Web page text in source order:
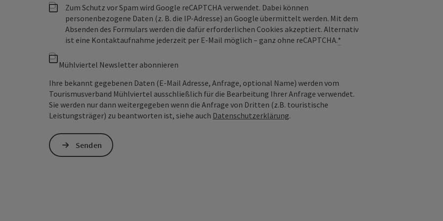
Zum Schutz vor Spam wird Google reCAPTCHA verwendet. Dabei können
personenbezogene Daten (z. B. die IP-Adresse) an Google übermittelt werden. Mit dem
Absenden des Formulars werden die dafür erforderlichen Cookies akzeptiert. Alternativ
ist eine Kontaktaufnahme jederzeit per E-Mail möglich – ganz ohne reCAPTCHA.*
Mühlviertel Newsletter abonnieren
Ihre bekannt gegebenen Daten (E-Mail Adresse, Anfrage, optional Name) werden vom
Tourismusverband Mühlviertel ausschließlich für die Bearbeitung Ihrer Anfrage verwendet.
Sie werden nur dann weitergegeben wenn die Anfrage von Dritten (z.B. touristische
Leistungsträger) zu beantworten ist, siehe auch Datenschutzerklärung.
Senden